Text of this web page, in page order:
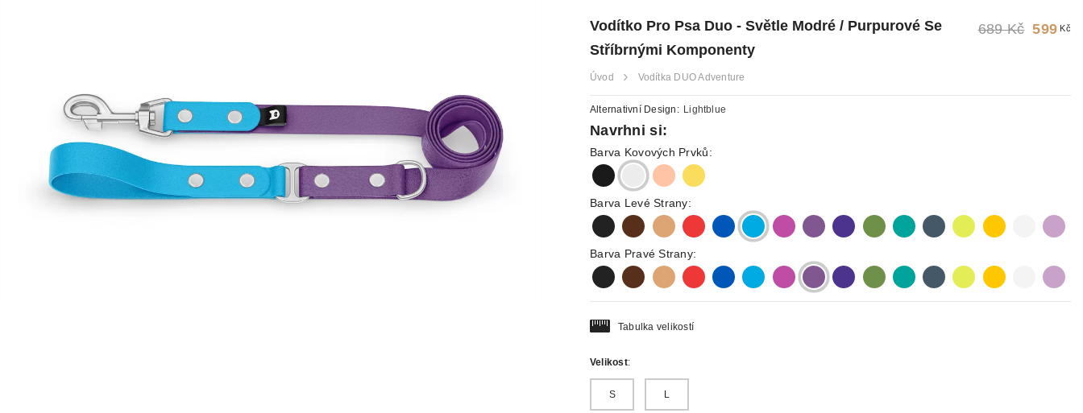
Dárkové poukazy
689 Kč 599 Kč
Vodítko Pro Psa Duo - Světle Modré / Purpurové Se
Stříbrnými Komponenty
Úvod Vodítka DUO Adventure
Alternativní Design: Lightblue
Navrhni si:
Barva Kovových Prvků:
black silver rosegoldgold
Barva Levé Strany:
black darkbrownlightbrown blue lightbluelightpurplepurpur purple olive pastelgreen
petrol neonyellow
yellow
Barva Pravé Strany:
black darkbrownlightbrown blue lightbluelightpurplepurpur purple olive pastelgreen
petrol neonyellow
yellow
Tabulka velikostí
Velikost:
S L